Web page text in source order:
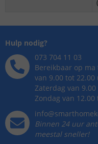
Hulp nodig?
073 704 11 03
Bereikbaar op
van 9.00 tot 22.00
Zaterdag van
Zondag van
Binnen 24 uur
meestal sneller!